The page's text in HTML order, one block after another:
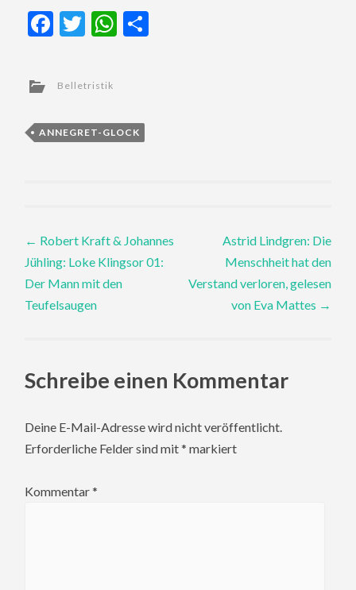
Facebook
TwitterWhatsApp
Belletristik
ANNEGRET-GLOCK
Post
navigation
← Robert Kraft & Johannes
Jühling: Loke Klingsor 01:
Der Mann mit den
Teufelsaugen
Astrid Lindgren: Die
Menschheit hat den
Verstand verloren, gelesen
von Eva Mattes →
Schreibe einen Kommentar
Deine E-Mail-Adresse wird nicht veröffentlicht.
Erforderliche Felder sind mit* markiert
Kommentar*